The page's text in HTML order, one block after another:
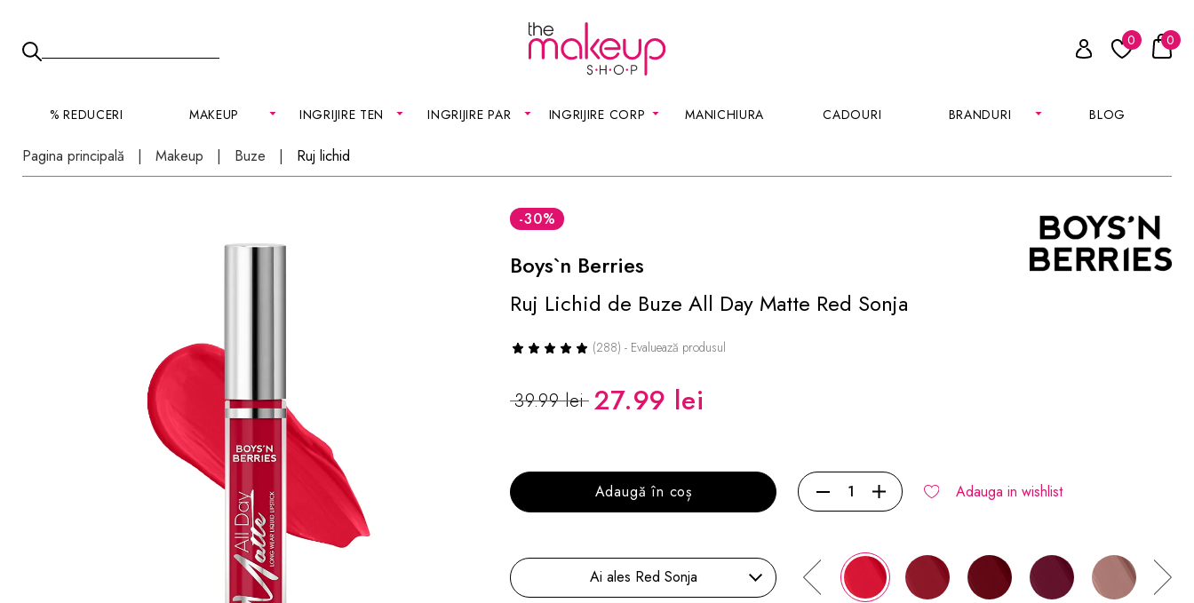
0 0
% REDUCERI MAKEUP INGRIJIRE TEN INGRIJIRE PAR INGRIJIRE CORP MANICHIURA CADOURI BRANDURI BLOG
Pagina principală Makeup Buze Ruj lichid
-30%
Boys`n Berries
Ruj Lichid de Buze All Day Matte Red Sonja
(288) - Evaluează produsul
39.99 lei 27.99 lei
Adaugă în coș Adauga in wishlist
Ai ales Red Sonja